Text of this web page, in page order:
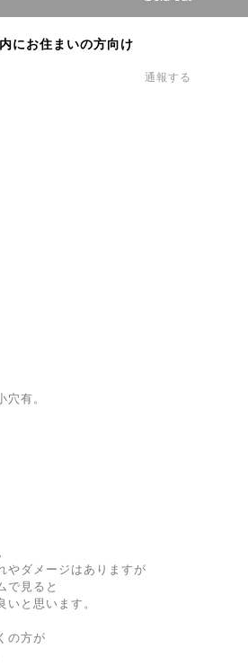
にお住まいの方向け
通報する
穴有。
やダメージはありますが
で見ると
いと思います。
の方が